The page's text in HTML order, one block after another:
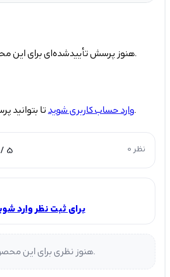
هنوز پرسش تأییدشده‌ای برای این محصول ثبت نشده است.
وارد حساب کاربری شویدتا بتوانید پرسش یا پاسخ ثبت کنید.
/ 5 0 نظر
برای ثبت نظر وارد
هنوز نظری برای این محصول ثبت نشده است.